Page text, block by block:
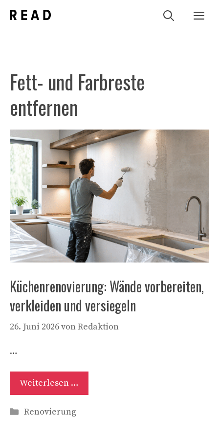
Inhalt
Fett- und Farbreste
entfernen
Küchenrenovierung: Wände vorbereiten,
verkleiden und versiegeln
26. Juni 2026vonRedaktion
…
Weiterlesen …
Kategorien
Renovierung